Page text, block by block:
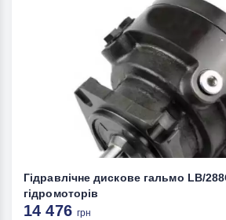
Гідравлічне дискове гальмо LB/
гідромоторів
14 476грн